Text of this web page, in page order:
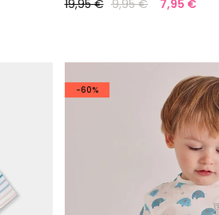
19,95 € 9,95 € 7,95 €
-60%